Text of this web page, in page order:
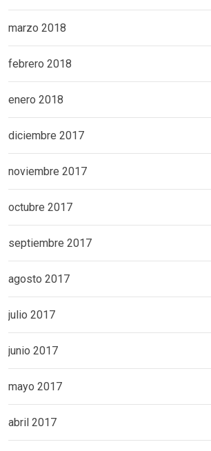
marzo 2018
febrero 2018
enero 2018
diciembre 2017
noviembre 2017
octubre 2017
septiembre 2017
agosto 2017
julio 2017
junio 2017
mayo 2017
abril 2017